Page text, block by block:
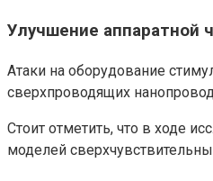
Улучшение аппаратной
Атаки на оборудование
сверхпроводящих
Стоит отметить, что в ходе
моделей